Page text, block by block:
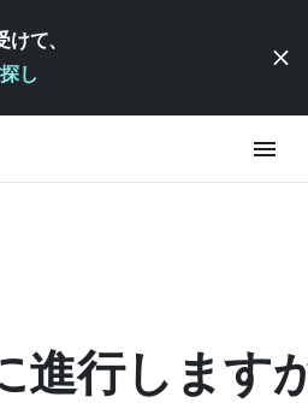
て、
し
進行します